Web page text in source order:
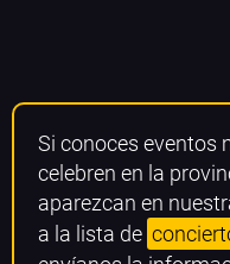
Si conoces eventos
celebren en la
aparezcan en
a la lista de